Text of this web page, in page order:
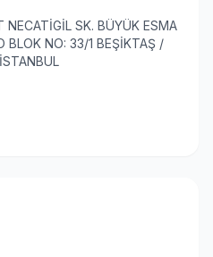
NECATİGİL SK. BÜYÜK ESMA
BLOK NO: 33/1 BEŞİKTAŞ /